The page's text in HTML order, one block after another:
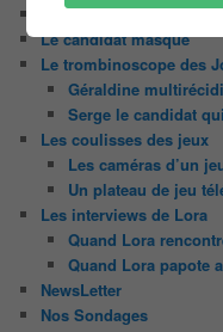
Il était une fois ….
Le candidat masqué
Le trombinoscope des
Géraldine
Serge le candidat
Les coulisses des jeux
Les caméras d’un
Un plateau de jeu
Les interviews de Lora
Quand Lora
Quand Lora papote
NewsLetter
Nos Sondages